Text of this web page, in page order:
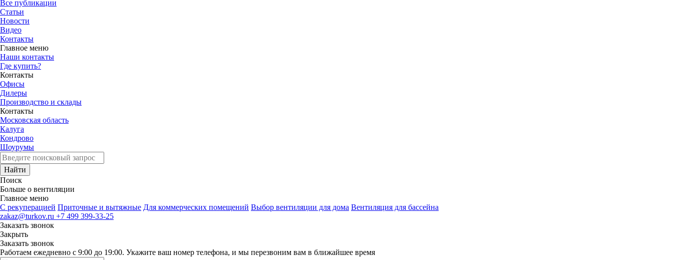
Все публикации
Статьи
Новости
Видео
Контакты
Главное меню
Наши контакты
Где купить?
Контакты
Офисы
Дилеры
Производство и склады
Контакты
Московская область
Калуга
Кондрово
Шоурумы
Найти
Поиск
Больше о вентиляции
Главное меню
C рекуперацией Приточные и вытяжные Для коммерческих помещений Выбор вентиляции для дома Вентиляция для бассейна
zakaz@turkov.ru +7 499 399-33-25
Заказать звонок
Закрыть
Заказать звонок
Работаем ежедневно с 9:00 до 19:00. Укажите ваш номер телефона, и мы перезвоним вам в ближайшее время